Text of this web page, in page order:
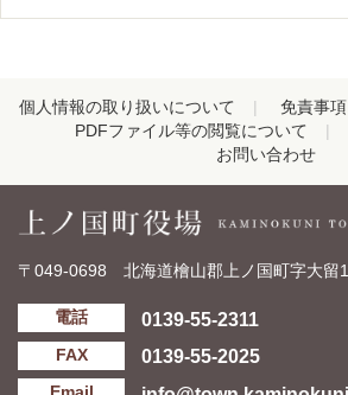
個人情報の取り扱いについて 免責事項
PDFファイル等の閲覧について
お問い合わせ
〒049-0698 北海道檜山郡上ノ国町字大留
電話 0139-55-2311
FAX 0139-55-2025